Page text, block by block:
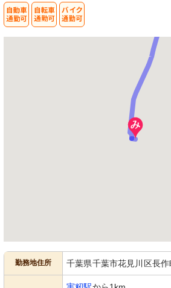
勤務地住所 千葉県千葉市花見川区長